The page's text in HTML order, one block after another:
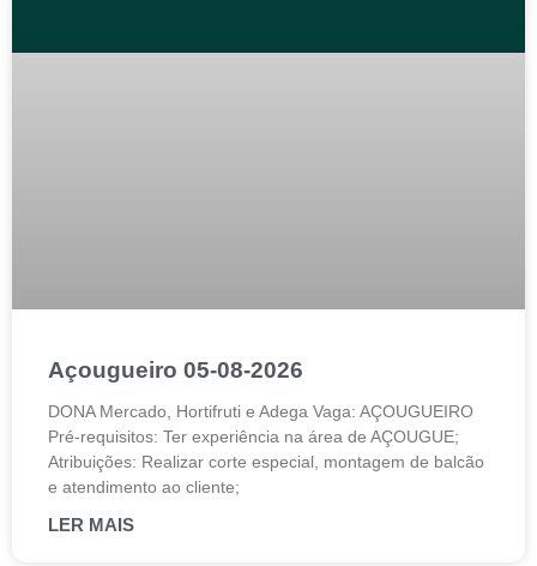
Açougueiro 05-08-2026
DONA Mercado, Hortifruti e Adega Vaga: AÇOUGUEIRO
Pré-requisitos: Ter experiência na área de AÇOUGUE;
Atribuições: Realizar corte especial, montagem de balcão
e atendimento ao cliente;
LER MAIS